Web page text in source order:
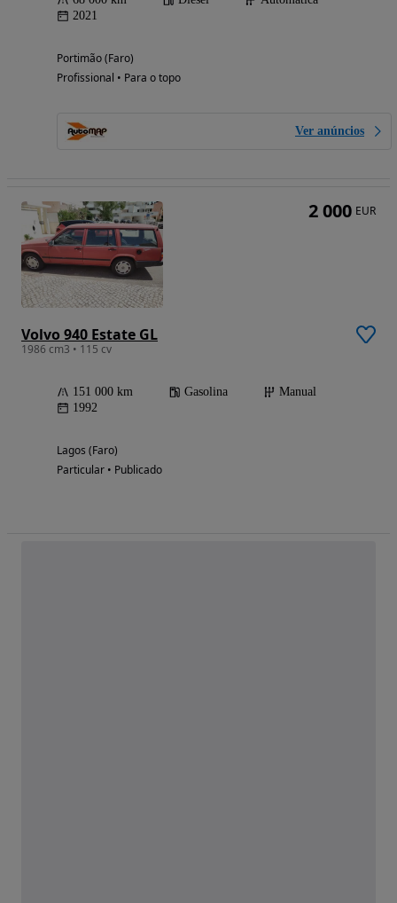
2021
Portimão (Faro)
Profissional • Para o topo
Ver anúncios
Volvo 940 Estate GL
1986 cm3 • 115 cv
151 000 km Gasolina
Manual
1992
Lagos (Faro)
Particular • Publicado
2 000 EUR